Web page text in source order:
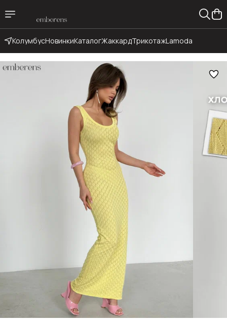
КолумбусНовинкиКаталогЖаккардТрикотажLamoda